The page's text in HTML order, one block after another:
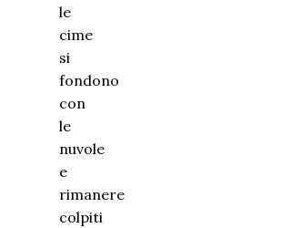
le
cime
si
fondono
con
le
nuvole
e
rimanere
colpiti